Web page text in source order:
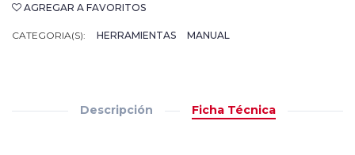
AGREGAR A FAVORITOS
CATEGORIA(S): HERRAMIENTAS MANUAL
Descripción Ficha Técnica